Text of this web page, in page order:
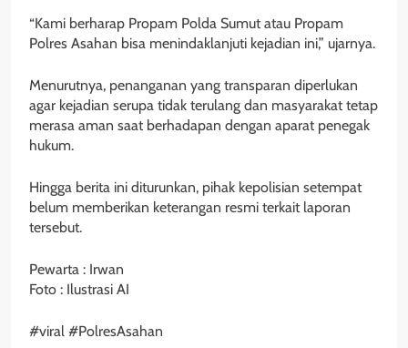
“Kami berharap Propam Polda Sumut atau Propam
Polres Asahan bisa menindaklanjuti kejadian ini,” ujarnya.
Menurutnya, penanganan yang transparan diperlukan
agar kejadian serupa tidak terulang dan masyarakat tetap
merasa aman saat berhadapan dengan aparat penegak
hukum.
Hingga berita ini diturunkan, pihak kepolisian setempat
belum memberikan keterangan resmi terkait laporan
tersebut.
Pewarta : Irwan
Foto : Ilustrasi AI
#viral #PolresAsahan